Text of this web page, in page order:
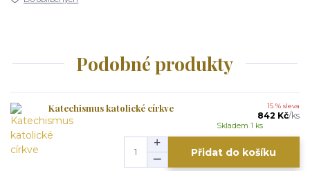
Podobné produkty
Katechismus katolické církve 15 % sleva
842 Kč/ks
Skladem 1 ks
Přidat do košíku